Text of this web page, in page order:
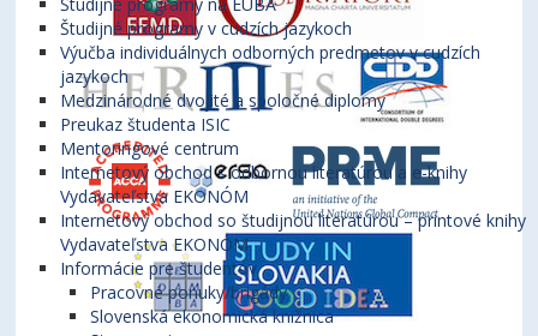
Študijné programy v cudzích jazykoch
Výučba individuálnych odborných predmetov v cudzích
jazykoch
Medzinárodné dvojité a spoločné diplomy
Preukaz študenta ISIC
Mentoringové centrum
Internetový obchod s odbornou literatúrou a e-knihy
Vydavateľstva EKONÓM
Internetový obchod so študijnou literatúrou – printové knihy
Vydavateľstva EKONÓM
Informácie pre študentov
Pracovné ponuky/brigády
Slovenská ekonomická knižnica